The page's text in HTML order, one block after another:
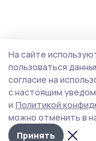
На сайте
пользоваться
согласие на
с настоящим
и Политикой
можно отменить в
Принять